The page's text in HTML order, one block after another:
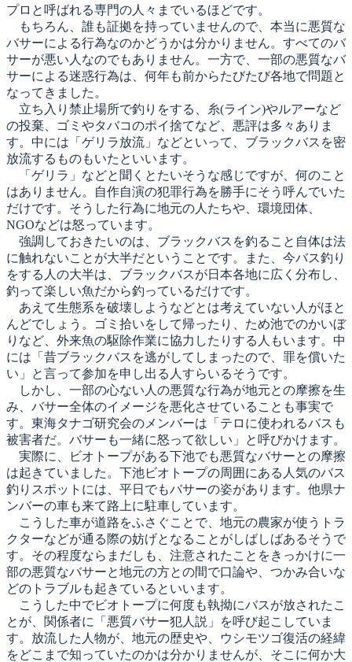
プロと呼ばれる専門の人々までいるほどです。
もちろん、誰も証拠を持っていませんので、本当に悪質な
バサーによる行為なのかどうかは分かりません。すべてのバ
サーが悪い人なのでもありません。一方で、一部の悪質なバ
サーによる迷惑行為は、何年も前からたびたび各地で問題と
なってきました。
立ち入り禁止場所で釣りをする、糸(ライン)やルアーなど
の投棄、ゴミやタバコのポイ捨てなど、悪評は多々ありま
す。中には「ゲリラ放流」などといって、ブラックバスを密
放流するものもいたといいます。
「ゲリラ」などと聞くとたいそうな感じですが、何のこと
はありません。自作自演の犯罪行為を勝手にそう呼んでいた
だけです。そうした行為に地元の人たちや、環境団体、
NGOなどは怒っています。
強調しておきたいのは、ブラックバスを釣ること自体は法
に触れないことが大半だということです。また、今バス釣り
をする人の大半は、ブラックバスが日本各地に広く分布し、
釣って楽しい魚だから釣っているだけです。
あえて生態系を破壊しようなどとは考えていない人がほと
んどでしょう。ゴミ拾いをして帰ったり、ため池でのかいぼ
りなど、外来魚の駆除作業に協力したりする人もいます。中
には「昔ブラックバスを逃がしてしまったので、罪を償いた
い」と言って参加を申し出る人すらいるそうです。
しかし、一部の心ない人の悪質な行為が地元との摩擦を生
み、バサー全体のイメージを悪化させていることも事実で
す。東海タナゴ研究会のメンバーは「テロに使われるバスも
被害者だ。バサーも一緒に怒って欲しい」と呼びかけます。
実際に、ビオトープがある下池でも悪質なバサーとの摩擦
は起きていました。下池ビオトープの周囲にある人気のバス
釣りスポットには、平日でもバサーの姿があります。他県ナ
ンバーの車も来て路上に駐車しています。
こうした車が道路をふさぐことで、地元の農家が使うトラ
クターなどが通る際の妨げとなることがしばしばあるそうで
す。その程度ならまだしも、注意されたことをきっかけに一
部の悪質なバサーと地元の方との間で口論や、つかみ合いな
どのトラブルも起きているといいます。
こうした中でビオトープに何度も執拗にバスが放されたこ
とが、関係者に「悪質バサー犯人説」を呼び起こしていま
す。放流した人物が、地元の歴史や、ウシモツゴ復活の経緯
をどこまで知っていたのかは分かりませんが、そこに何か大